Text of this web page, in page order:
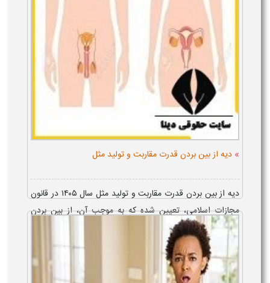
» دیه از بین بردن قدرت مقاربت و تولید مثل
دیه از بین بردن قدرت مقاربت و تولید مثل سال ۱۴۰۵​ در قانون
مجازات اسلامی، تعیین شده که به موجب آن، از بین بردن
قدرت انزال یا تولید مثل مرد یا بارداری زن و یا از بین بردن
لذت مقاربت زن ی...